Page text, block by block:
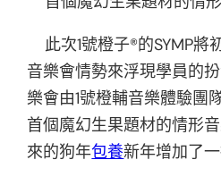
此次1號橙子®的SYMP將
音樂會情勢來浮現學員的
樂會由1號橙輔音樂體驗團
首個魔幻生果題材的情形
來的狗年包養新年增加了